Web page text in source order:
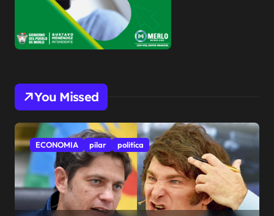
You Missed
ECONOMIA pilar politíca